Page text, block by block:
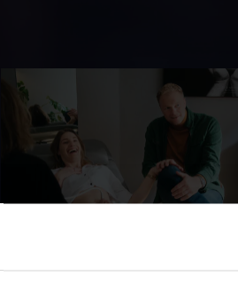
skal i fertilitetsbehandling på grund